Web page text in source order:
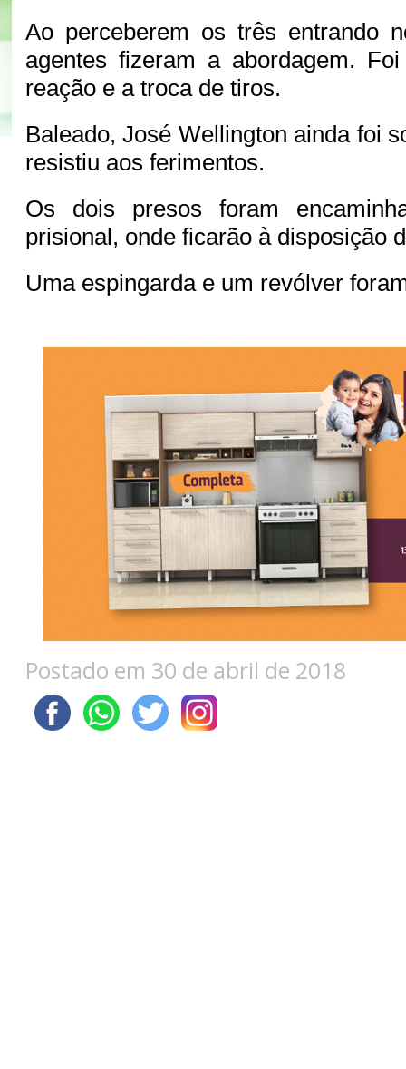
Ao perceberem os três entrando
agentes fizeram a abordagem.
reação e a troca de tiros.
Baleado, José Wellington ainda foi
resistiu aos ferimentos.
Os dois presos foram
prisional, onde ficarão à disposição
Uma espingarda e um revólver
Postado em 30 de abril de 2018